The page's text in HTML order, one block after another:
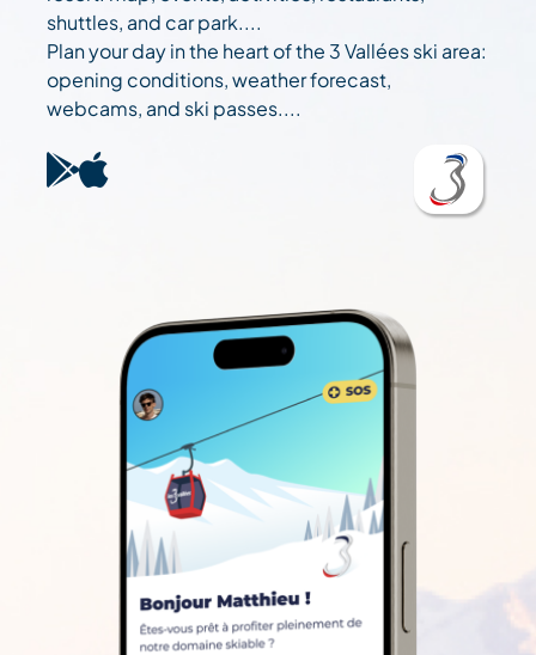
shuttles, and car park....
Plan your day in the heart of the 3 Vallées ski area:
opening conditions, weather forecast,
webcams, and ski passes....